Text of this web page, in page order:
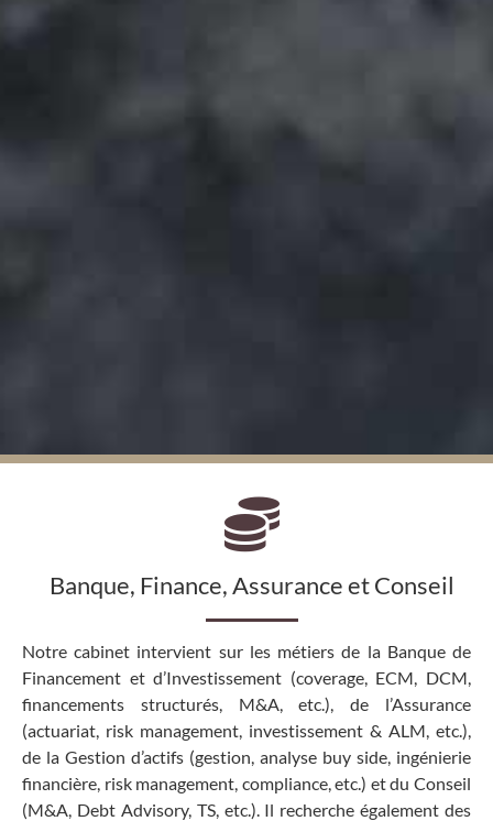
Banque, Finance, Assurance et Conseil
Notre cabinet intervient sur les métiers de la Banque de
Financement et d’Investissement (coverage, ECM, DCM,
financements structurés, M&A, etc.), de l’Assurance
(actuariat, risk management, investissement & ALM, etc.),
de la Gestion d’actifs (gestion, analyse buy side, ingénierie
financière, risk management, compliance, etc.) et du Conseil
(M&A, Debt Advisory, TS, etc.). Il recherche également des